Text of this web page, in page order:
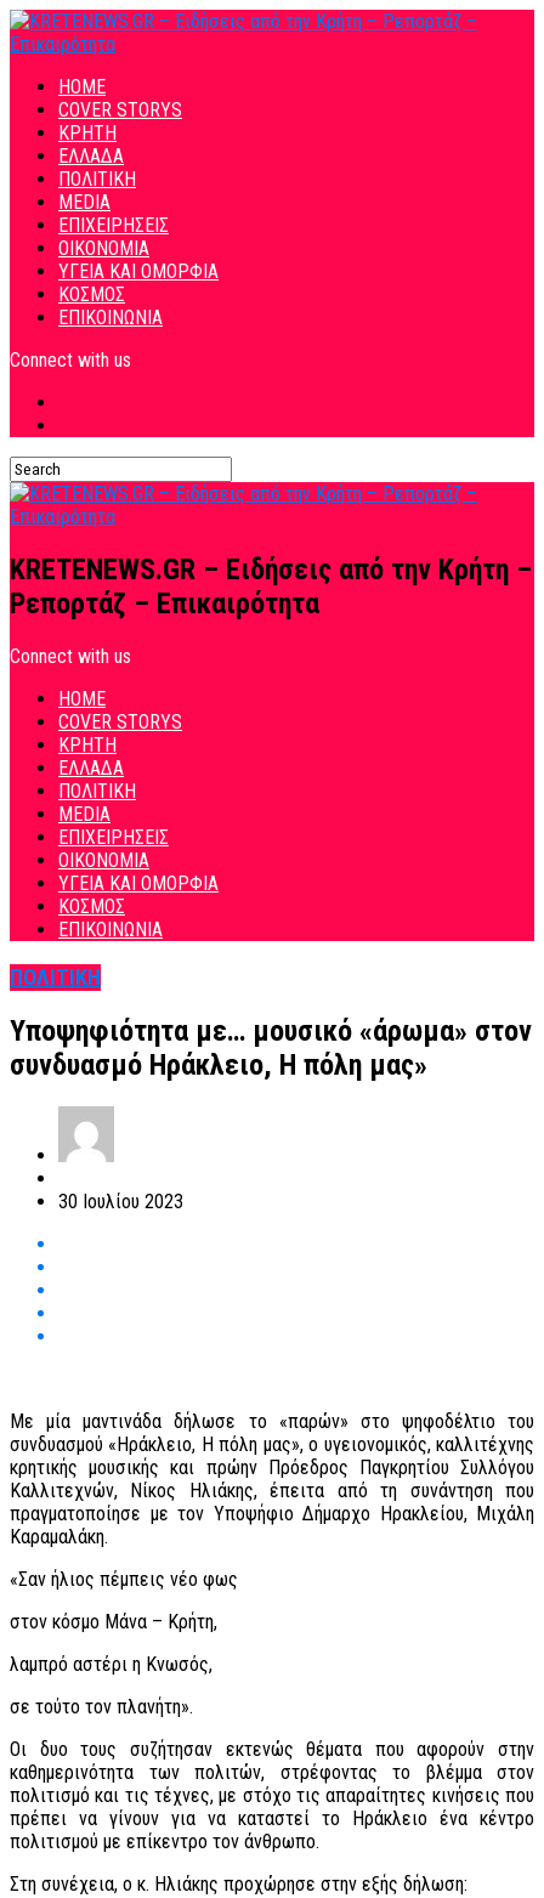
HOME
COVER STORYS
ΚΡΗΤΗ
ΕΛΛΑΔΑ
ΠΟΛΙΤΙΚΗ
MEDIA
ΕΠΙΧΕΙΡΗΣΕΙΣ
ΟΙΚΟΝΟΜΙΑ
ΥΓΕΙΑ ΚΑΙ ΟΜΟΡΦΙΑ
ΚΟΣΜΟΣ
ΕΠΙΚΟΙΝΩΝΙΑ
Connect with us
KRETENEWS.GR – Ειδήσεις από την Κρήτη –
Ρεπορτάζ – Επικαιρότητα
Connect with us
HOME
COVER STORYS
ΚΡΗΤΗ
ΕΛΛΑΔΑ
ΠΟΛΙΤΙΚΗ
MEDIA
ΕΠΙΧΕΙΡΗΣΕΙΣ
ΟΙΚΟΝΟΜΙΑ
ΥΓΕΙΑ ΚΑΙ ΟΜΟΡΦΙΑ
ΚΟΣΜΟΣ
ΕΠΙΚΟΙΝΩΝΙΑ
ΠΟΛΙΤΙΚΗ
Υποψηφιότητα με… μουσικό «άρωμα» στον
συνδυασμό Ηράκλειο, Η πόλη μας»
30 Ιουλίου 2023
Με μία μαντινάδα δήλωσε το «παρών» στο ψηφοδέλτιο του
συνδυασμού «Ηράκλειο, Η πόλη μας», ο υγειονομικός, καλλιτέχνης
κρητικής μουσικής και πρώην Πρόεδρος Παγκρητίου Συλλόγου
Καλλιτεχνών, Νίκος Ηλιάκης, έπειτα από τη συνάντηση που
πραγματοποίησε με τον Υποψήφιο Δήμαρχο Ηρακλείου, Μιχάλη
Καραμαλάκη.
«Σαν ήλιος πέμπεις νέο φως
στον κόσμο Μάνα – Κρήτη,
λαμπρό αστέρι η Κνωσός,
σε τούτο τον πλανήτη».
Οι δυο τους συζήτησαν εκτενώς θέματα που αφορούν στην
καθημερινότητα των πολιτών, στρέφοντας το βλέμμα στον
πολιτισμό και τις τέχνες, με στόχο τις απαραίτητες κινήσεις που
πρέπει να γίνουν για να καταστεί το Ηράκλειο ένα κέντρο
πολιτισμού με επίκεντρο τον άνθρωπο.
Στη συνέχεια, ο κ. Ηλιάκης προχώρησε στην εξής δήλωση: